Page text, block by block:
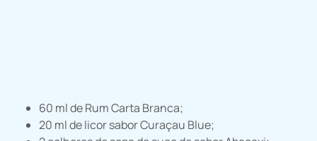
60 ml de Rum Carta Branca;
20 ml de licor sabor Curaçau Blue;